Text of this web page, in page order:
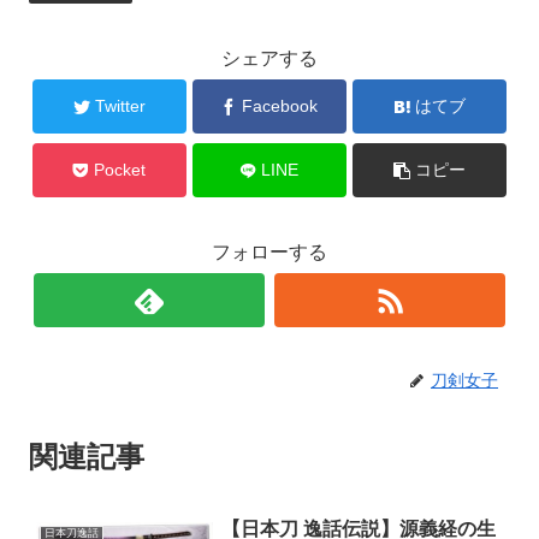
シェアする
Twitter Facebook はてブ
Pocket LINE コピー
フォローする
刀剣女子
関連記事
日本刀逸話 【日本刀 逸話伝説】源義経の生